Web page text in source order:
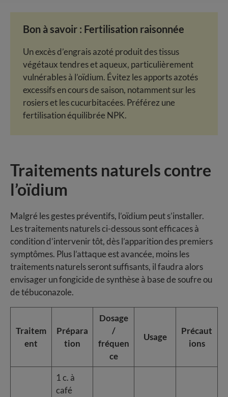
Bon à savoir : Fertilisation raisonnée
Un excès d’engrais azoté produit des tissus
végétaux tendres et aqueux, particulièrement
vulnérables à l’oïdium. Évitez les apports azotés
excessifs en cours de saison, notamment sur les
rosiers et les cucurbitacées. Préférez une
fertilisation équilibrée NPK.
Traitements naturels contre
l’oïdium
Malgré les gestes préventifs, l’oïdium peut s’installer.
Les traitements naturels ci-dessous sont efficaces à
condition d’intervenir tôt, dès l’apparition des premiers
symptômes. Plus l’attaque est avancée, moins les
traitements naturels seront suffisants, il faudra alors
envisager un fongicide de synthèse à base de soufre ou
de tébuconazole.
Traitem
ent
Prépara
tion
Dosage
/
fréquen
ce
Usage
Précaut
ions
1 c. à
café